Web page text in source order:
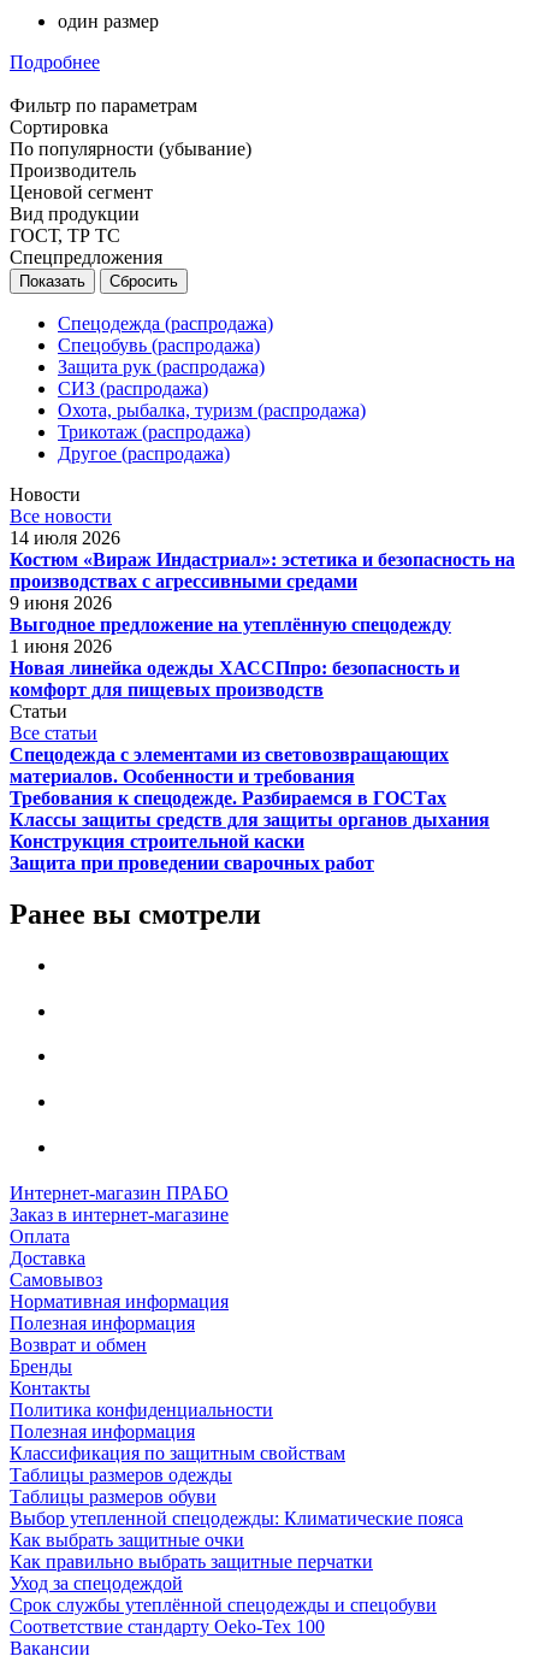
один размер
Подробнее
Фильтр по параметрам
Сортировка
По популярности (убывание)
Производитель
Ценовой сегмент
Вид продукции
ГОСТ, ТР ТС
Спецпредложения
Сбросить
Спецодежда (распродажа)
Спецобувь (распродажа)
Защита рук (распродажа)
СИЗ (распродажа)
Охота, рыбалка, туризм (распродажа)
Трикотаж (распродажа)
Другое (распродажа)
Новости
Все новости
14 июля 2026
Костюм «Вираж Индастриал»: эстетика и безопасность на
производствах с агрессивными средами
9 июня 2026
Выгодное предложение на утеплённую спецодежду
1 июня 2026
Новая линейка одежды ХАССПпро: безопасность и
комфорт для пищевых производств
Статьи
Все статьи
Спецодежда с элементами из световозвращающих
материалов. Особенности и требования
Требования к спецодежде. Разбираемся в ГОСТах
Классы защиты средств для защиты органов дыхания
Конструкция строительной каски
Защита при проведении сварочных работ
Ранее вы смотрели
Интернет-магазин ПРАБО
Заказ в интернет-магазине
Оплата
Доставка
Самовывоз
Нормативная информация
Полезная информация
Возврат и обмен
Бренды
Контакты
Политика конфиденциальности
Полезная информация
Классификация по защитным свойствам
Таблицы размеров одежды
Таблицы размеров обуви
Выбор утепленной спецодежды: Климатические пояса
Как выбрать защитные очки
Как правильно выбрать защитные перчатки
Уход за спецодеждой
Срок службы утеплённой спецодежды и спецобуви
Соответствие стандарту Oeko-Tex 100
Вакансии